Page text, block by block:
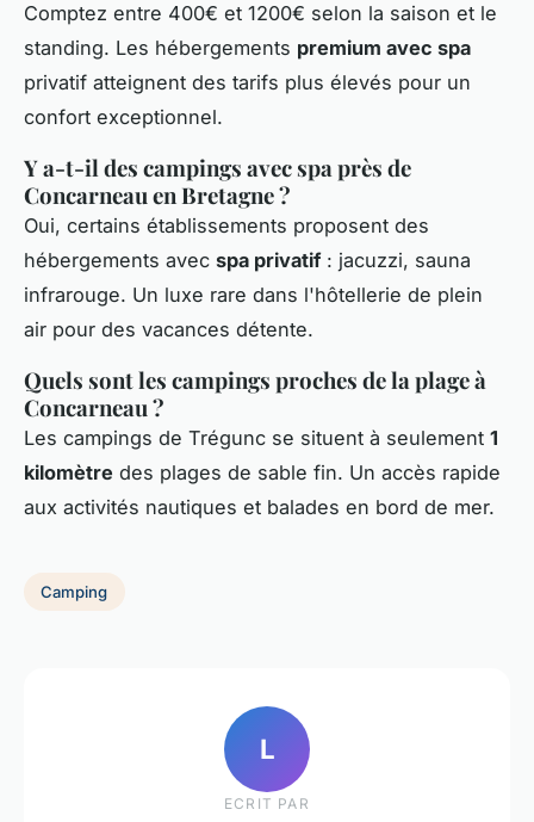
Comptez entre 400€ et 1200€ selon la saison et le
standing. Les hébergements premium avec spa
privatif atteignent des tarifs plus élevés pour un
confort exceptionnel.
Y a-t-il des campings avec spa près de
Concarneau en Bretagne ?
Oui, certains établissements proposent des
hébergements avec spa privatif: jacuzzi, sauna
infrarouge. Un luxe rare dans l'hôtellerie de plein
air pour des vacances détente.
Quels sont les campings proches de la plage à
Concarneau ?
Les campings de Trégunc se situent à seulement 1
kilomètre des plages de sable fin. Un accès rapide
aux activités nautiques et balades en bord de mer.
Camping
L
ECRIT PAR